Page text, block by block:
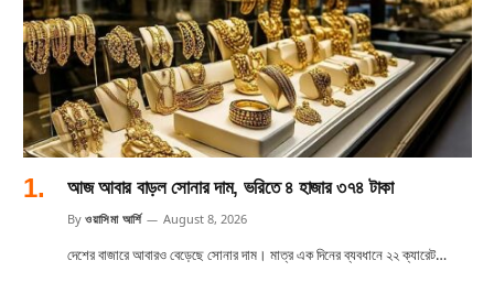
আজ আবার বাড়ল সোনার দাম, ভরিতে ৪ হাজার ৩৭৪ টাকা
By ওয়াসিমা আর্শি August 8, 2026
দেশের বাজারে আবারও বেড়েছে সোনার দাম। মাত্র এক দিনের ব্যবধানে ২২ ক্যারেট…